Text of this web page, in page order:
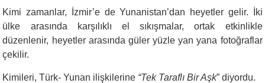
Kimi zamanlar, İzmir’e de Yunanistan’dan heyetler gelir. İki
ülke arasında karşılıklı el sıkışmalar, ortak etkinlikle
düzenlenir, heyetler arasında güler yüzle yan yana fotoğraflar
çekilir.
Kimileri, Türk- Yunan ilişkilerine “Tek Taraflı Bir Aşk” diyordu.